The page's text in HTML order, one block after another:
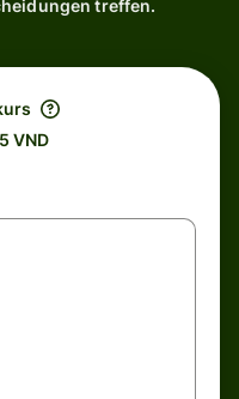
treffen.
VND